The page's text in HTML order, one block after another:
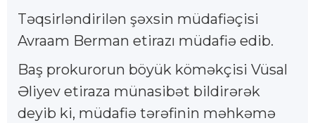
Təqsirləndirilən şəxsin müdafiəçisi
Avraam Berman etirazı müdafiə edib.
Baş prokurorun böyük köməkçisi Vüsal
Əliyev etiraza münasibət bildirərək
deyib ki, müdafiə tərəfinin məhkəmə